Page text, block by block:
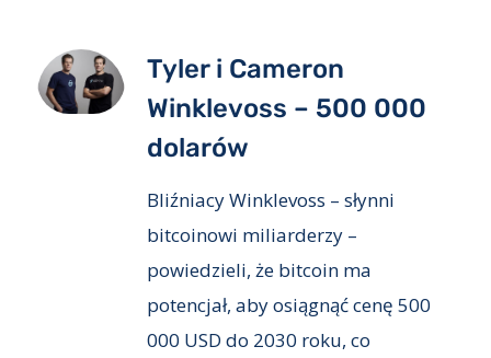
Tyler i Cameron
Winklevoss – 500 000
dolarów
Bliźniacy Winklevoss – słynni
bitcoinowi miliarderzy –
powiedzieli, że bitcoin ma
potencjał, aby osiągnąć cenę 500
000 USD do 2030 roku, co